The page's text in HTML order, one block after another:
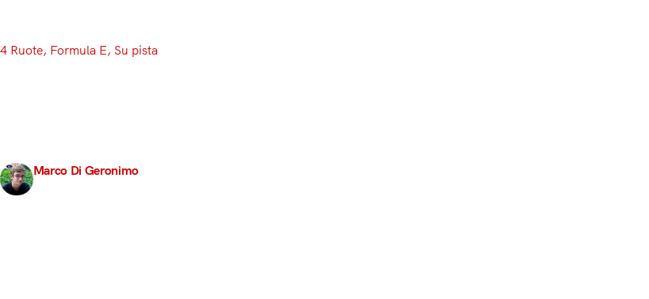
4 Ruote, Formula E, Su pista
Marco Di Geronimo
15 Febbraio 2017